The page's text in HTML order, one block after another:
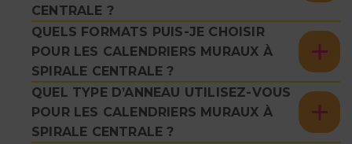
CENTRALE ?
QUELS FORMATS PUIS-JE CHOISIR
POUR LES CALENDRIERS MURAUX À
SPIRALE CENTRALE ?
QUEL TYPE D’ANNEAU UTILISEZ-VOUS
POUR LES CALENDRIERS MURAUX À
SPIRALE CENTRALE ?